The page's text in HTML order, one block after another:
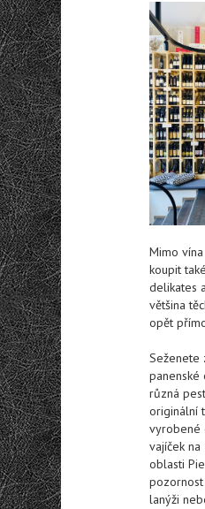
Mimo
koupit
delikates
většina
opět
Seženete
různá
originální
vyrobené
vajíček na
oblasti
lanýži